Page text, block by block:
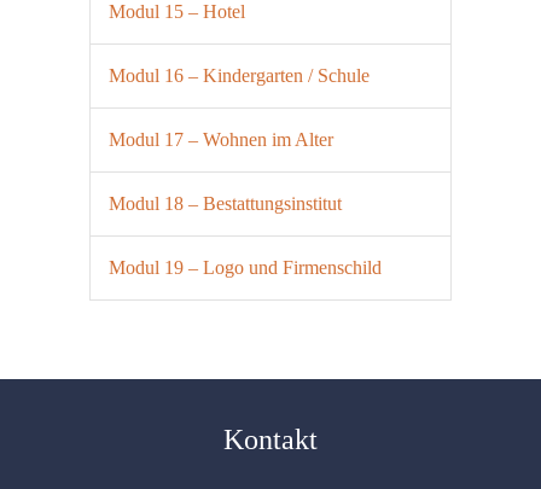
Modul 15 – Hotel
Modul 16 – Kindergarten / Schule
Modul 17 – Wohnen im Alter
Modul 18 – Bestattungsinstitut
Modul 19 – Logo und Firmenschild
Kontakt